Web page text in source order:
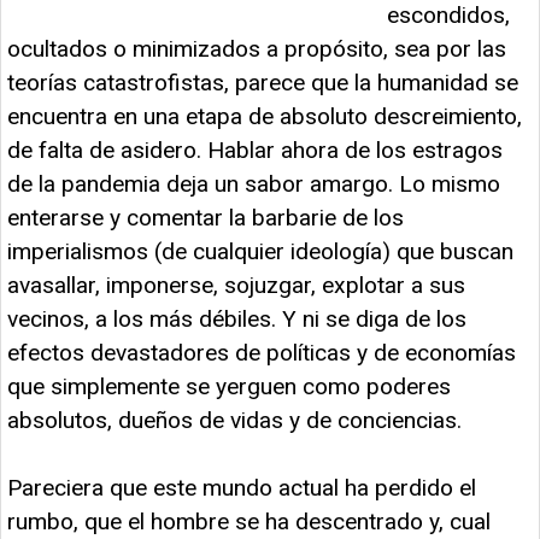
escondidos,
ocultados o minimizados a propósito, sea por las
teorías catastrofistas, parece que la humanidad se
encuentra en una etapa de absoluto descreimiento,
de falta de asidero. Hablar ahora de los estragos
de la pandemia deja un sabor amargo. Lo mismo
enterarse y comentar la barbarie de los
imperialismos (de cualquier ideología) que buscan
avasallar, imponerse, sojuzgar, explotar a sus
vecinos, a los más débiles. Y ni se diga de los
efectos devastadores de políticas y de economías
que simplemente se yerguen como poderes
absolutos, dueños de vidas y de conciencias.
Pareciera que este mundo actual ha perdido el
rumbo, que el hombre se ha descentrado y, cual